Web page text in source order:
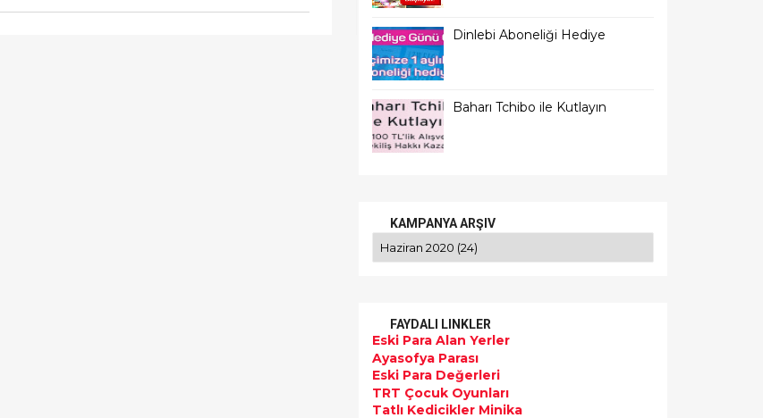
Dinlebi Aboneliği Hediye
Baharı Tchibo ile Kutlayın
KAMPANYA ARŞIV
FAYDALI LINKLER
Eski Para Alan Yerler
Ayasofya Parası
Eski Para Değerleri
TRT Çocuk Oyunları
Tatlı Kedicikler Minika